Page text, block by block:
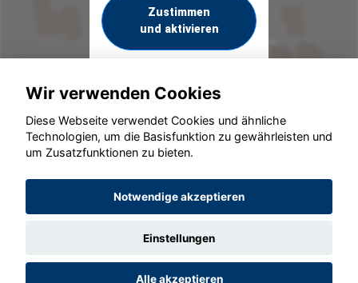
Zustimmen
und aktivieren
© konjunkturmotor.de GmbH 2020 - 2026
Wir verwenden Cookies
Diese Webseite verwendet Cookies und ähnliche
Technologien, um die Basisfunktion zu gewährleisten und
um Zusatzfunktionen zu bieten.
Notwendige akzeptieren
Einstellungen
Alle akzeptieren